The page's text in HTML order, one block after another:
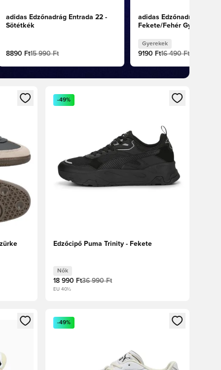
adidas Edzőnadrág Entrada 22 -
Sötétkék
8890 Ft15 990 Ft
adidas Edzőnadrág Tiro
Fekete/Fehér Gyerek
Gyerekek
9190 Ft16 490 Ft
vagy a tagként való regisztrációhoz
Megnyit egy modált a bejelentkezéshez vagy a
-49%
Edzőcipő Puma Trinity - Fekete
Nők
18 990 Ft36 990 Ft
EU 40½
vagy a tagként való regisztrációhoz
Megnyit egy modált a bejelentkezéshez vagy a
-49%